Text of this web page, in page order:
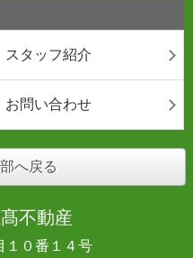
スタッフ紹介
お問い合わせ
へ戻る
不動産
１０番１４号